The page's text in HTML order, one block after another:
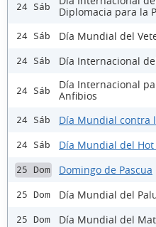
24 Sáb
Diplomacia para la
24 Sáb Día Mundial del
24 Sáb Día Internacional
24 Sáb
Día Internacional
Anfibios
24 Sáb Día Mundial contra
24 Sáb Día Mundial del Hot
25 Dom Domingo de Pascua
25 Dom Día Mundial del
25 Dom Día Mundial del